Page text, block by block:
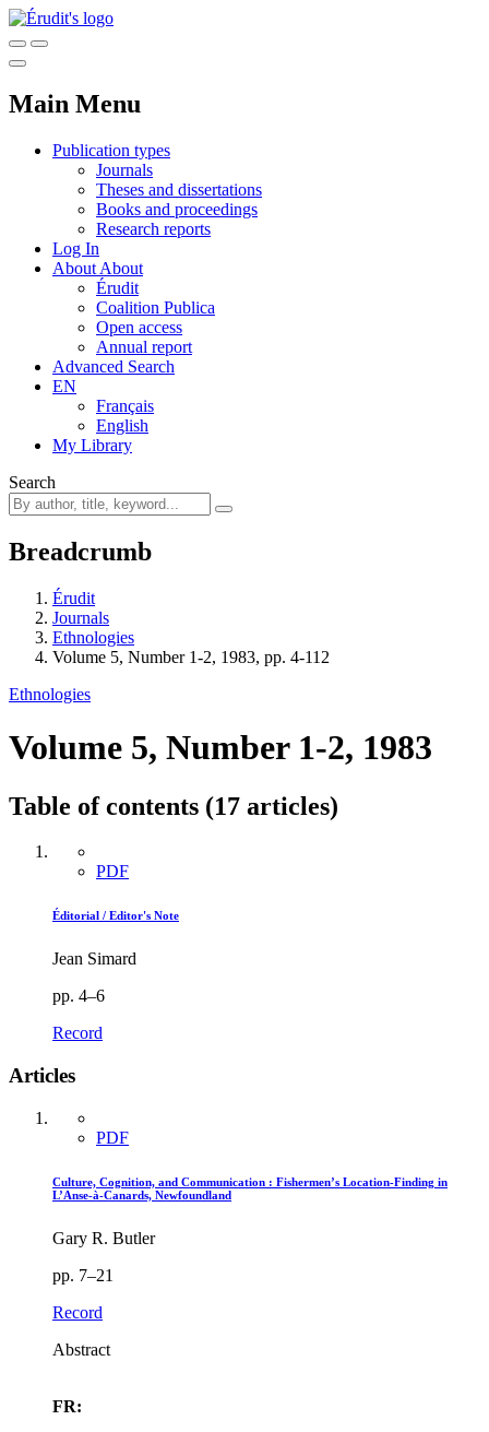
Main Menu
Publication types
Journals
Theses and dissertations
Books and proceedings
Research reports
Log In
About About
Érudit
Coalition Publica
Open access
Annual report
Advanced Search
EN
Français
English
My Library
Search
Breadcrumb
Érudit
Journals
Ethnologies
Volume 5, Number 1-2, 1983, pp. 4-112
Ethnologies
Volume 5, Number 1-2, 1983
Table of contents (17 articles)
PDF
Éditorial / Editor's Note
Jean Simard
pp. 4–6
Record
Articles
PDF
Culture, Cognition, and Communication : Fishermen’s Location-Finding in
L’Anse-à-Canards, Newfoundland
Gary R. Butler
pp. 7–21
Record
Abstract
FR: